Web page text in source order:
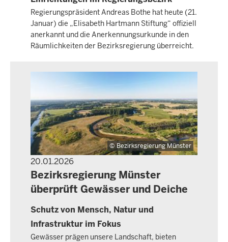
Regierungspräsident Andreas Bothe hat heute (21.
Januar) die „Elisabeth Hartmann Stiftung“ offiziell
anerkannt und die Anerkennungsurkunde in den
Räumlichkeiten der Bezirksregierung überreicht.
Bezirksregierung Münster
20.01.2026
PRESSEMITTEILUNG
Bezirksregierung Münster
überprüft Gewässer und Deiche
Schutz von Mensch, Natur und
Infrastruktur im Fokus
Gewässer prägen unsere Landschaft, bieten